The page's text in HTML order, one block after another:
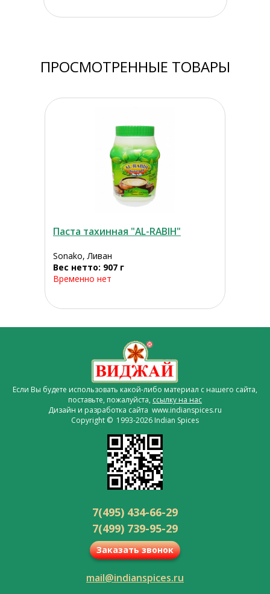
ПРОСМОТРЕННЫЕ ТОВАРЫ
Паста тахинная "AL-RABIH"
Sonako, Ливан
Вес нетто: 907 г
Временно нет
Если Вы будете использовать какой-либо материал с нашего сайта,
поставьте, пожалуйста, ссылку на нас
Дизайн и разработка сайта www.indianspices.ru
Copyright © 1993-2026 Indian Spices
7(495) 434-66-29
7(499) 739-95-29
Заказать звонок
mail@indianspices.ru